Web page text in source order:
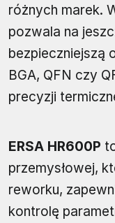
różnych marek.
pozwala na
bezpieczniejszą
BGA, QFN czy
precyzji
ERSA HR600P
przemysłowej,
reworku,
kontrolę